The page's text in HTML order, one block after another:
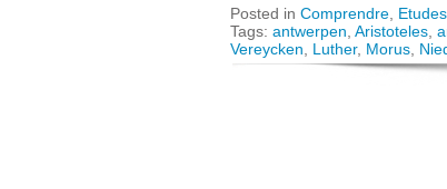
Posted in Comprendre
Tags:antwerpen ,Aristoteles ,
Vereycken
Luther, Morus